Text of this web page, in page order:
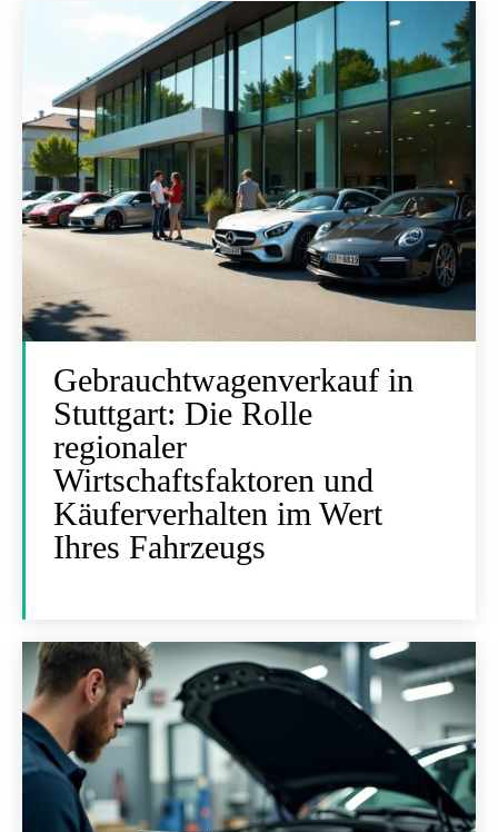
Gebrauchtwagenverkauf in
Stuttgart: Die Rolle
regionaler
Wirtschaftsfaktoren und
Käuferverhalten im Wert
Ihres Fahrzeugs